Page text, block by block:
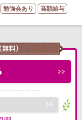
勉強会あり 高額給与